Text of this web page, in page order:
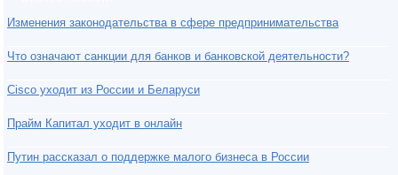
Изменения законодательства в сфере предпринимательства
Что означают санкции для банков и банковской деятельности?
Cisco уходит из России и Беларуси
Прайм Капитал уходит в онлайн
Путин рассказал о поддержке малого бизнеса в России